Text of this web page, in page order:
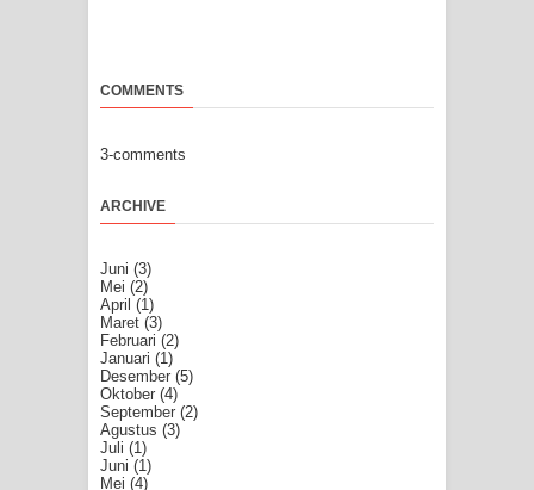
COMMENTS
3-comments
ARCHIVE
Juni (3)
Mei (2)
April (1)
Maret (3)
Februari (2)
Januari (1)
Desember (5)
Oktober (4)
September (2)
Agustus (3)
Juli (1)
Juni (1)
Mei (4)